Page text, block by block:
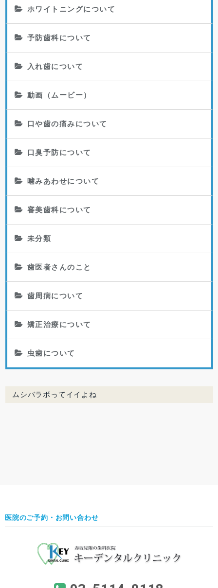
ホワイトニングについて
予防歯科について
入れ歯について
動画（ムービー）
口や歯の痛みについて
口臭予防について
噛みあわせについて
審美歯科について
未分類
歯医者さんのこと
歯周病について
矯正治療について
虫歯について
ムシバラボってイイよね
医院のご予約・お問い合わせ